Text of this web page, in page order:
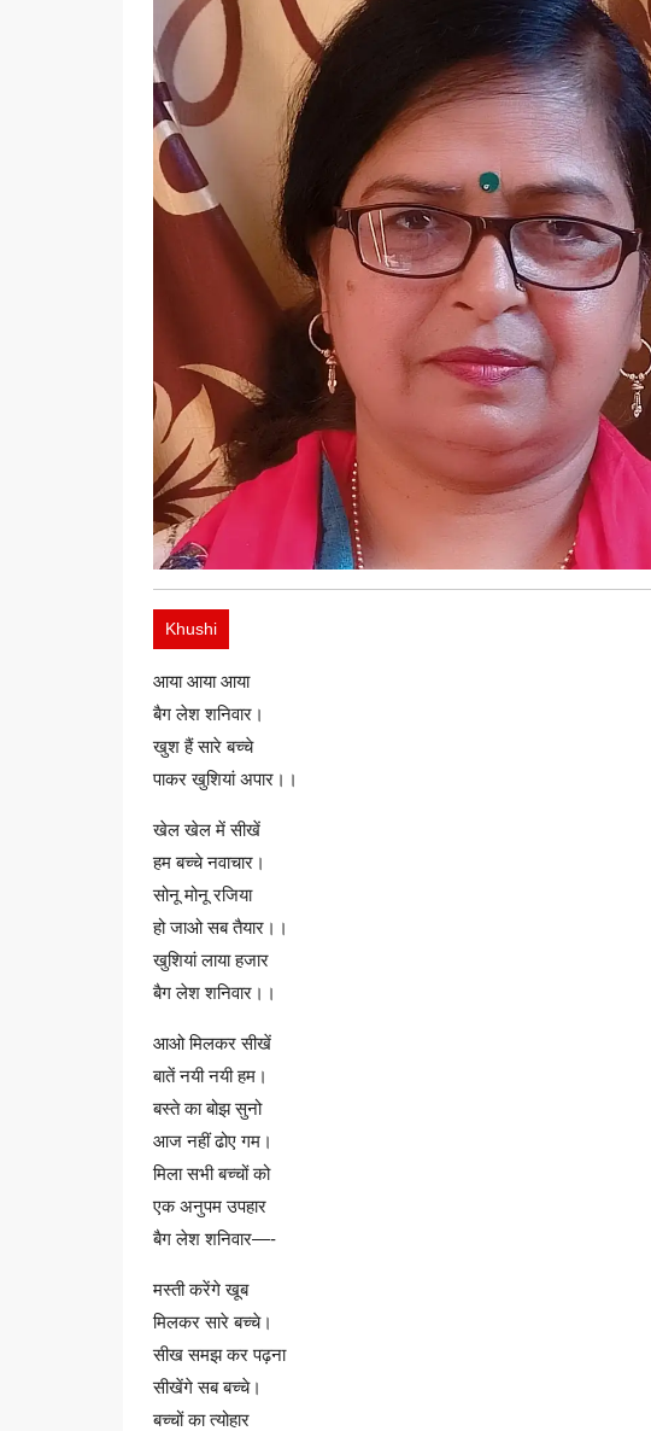
Khushi
आया आया आया
बैग लेश शनिवार।
खुश हैं सारे बच्चे
पाकर खुशियां अपार।।
खेल खेल में सीखें
हम बच्चे नवाचार।
सोनू मोनू रजिया
हो जाओ सब तैयार।।
खुशियां लाया हजार
बैग लेश शनिवार।।
आओ मिलकर सीखें
बातें नयी नयी हम।
बस्ते का बोझ सुनो
आज नहीं ढोए गम।
मिला सभी बच्चों को
एक अनुपम उपहार
बैग लेश शनिवार—-
मस्ती करेंगे खूब
मिलकर सारे बच्चे।
सीख समझ कर पढ़ना
सीखेंगे सब बच्चे।
बच्चों का त्योहार